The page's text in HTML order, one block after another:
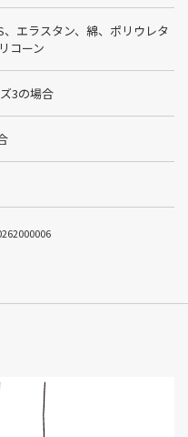
、エラスタン、綿、ポリウレタ
コーン
3の場合